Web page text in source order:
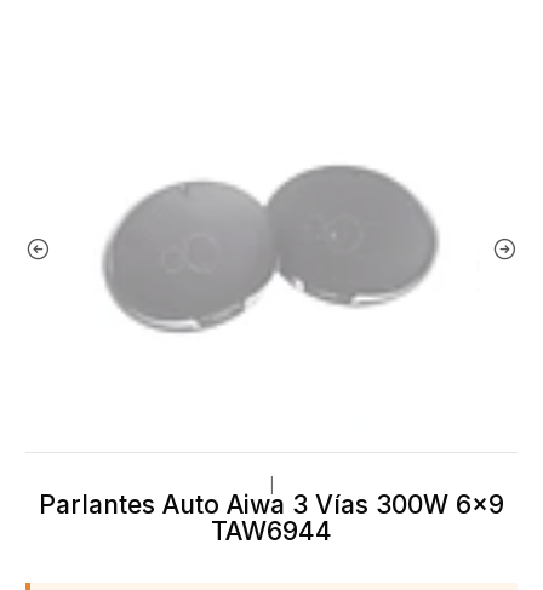
Parlantes Auto Aiwa 3 Vías 300W 6x9
TAW6944